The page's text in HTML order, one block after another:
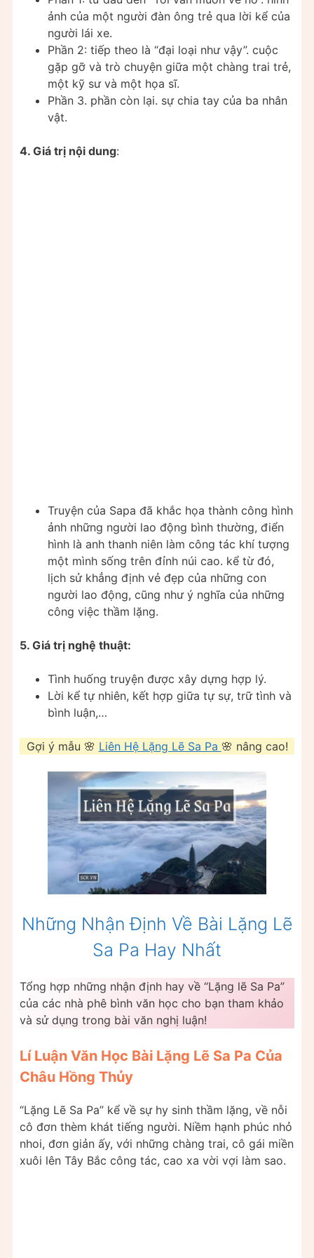
ảnh của một người đàn ông trẻ qua lời kể của
người lái xe.
Phần 2: tiếp theo là “đại loại như vậy”. cuộc
gặp gỡ và trò chuyện giữa một chàng trai trẻ,
một kỹ sư và một họa sĩ.
Phần 3. phần còn lại. sự chia tay của ba nhân
vật.
4. Giá trị nội dung:
Truyện của Sapa đã khắc họa thành công hình
ảnh những người lao động bình thường, điển
hình là anh thanh niên làm công tác khí tượng
một mình sống trên đỉnh núi cao. kể từ đó,
lịch sử khẳng định vẻ đẹp của những con
người lao động, cũng như ý nghĩa của những
công việc thầm lặng.
5. Giá trị nghệ thuật:
Tình huống truyện được xây dựng hợp lý.
Lời kể tự nhiên, kết hợp giữa tự sự, trữ tình và
bình luận,…
Gợi ý mẫu 🌸 Liên Hệ Lặng Lẽ Sa Pa 🌸 nâng cao!
Những Nhận Định Về Bài Lặng Lẽ
Sa Pa Hay Nhất
Tổng hợp những nhận định hay về “Lặng lẽ Sa Pa”
của các nhà phê bình văn học cho bạn tham khảo
và sử dụng trong bài văn nghị luận!
Lí Luận Văn Học Bài Lặng Lẽ Sa Pa Của
Châu Hồng Thủy
“Lặng Lẽ Sa Pa” kể về sự hy sinh thầm lặng, về nỗi
cô đơn thèm khát tiếng người. Niềm hạnh phúc nhỏ
nhoi, đơn giản ấy, với những chàng trai, cô gái miền
xuôi lên Tây Bắc công tác, cao xa vời vợi làm sao.